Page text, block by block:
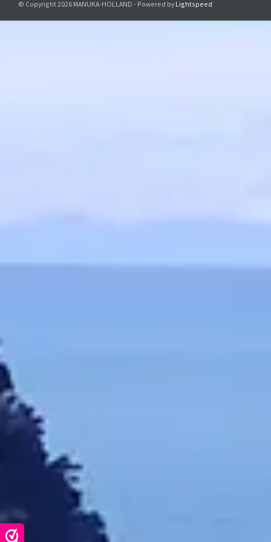
Details
© Copyright 2026 MANUKA-HOLLAND - Powered by Lightspeed